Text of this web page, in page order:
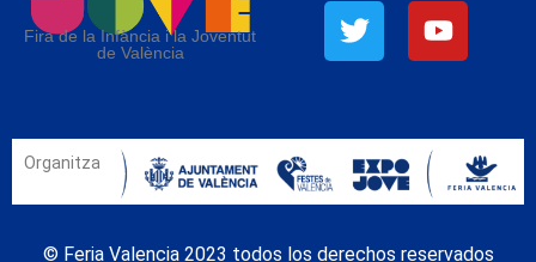
Fira de la Infància i la Joventut
de València
Organitza
© Feria Valencia 2023 todos los derechos reservados